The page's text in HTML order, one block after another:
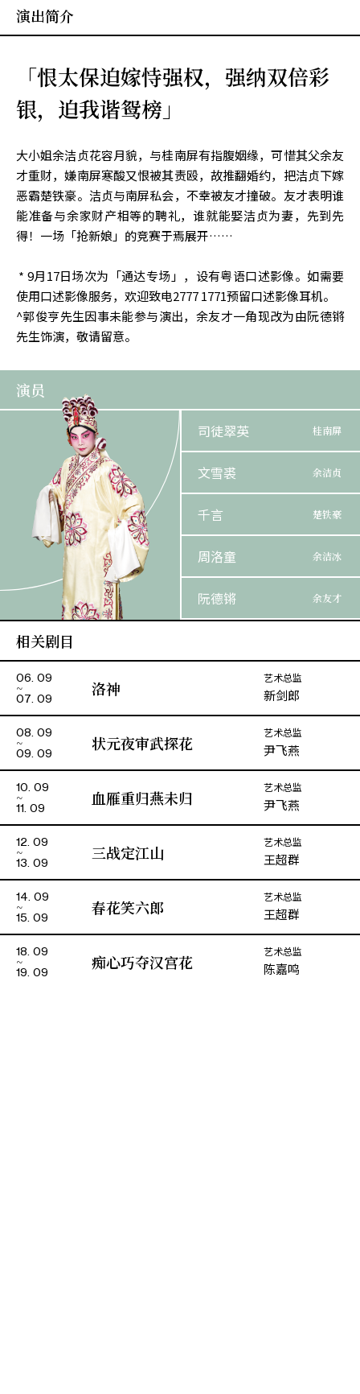
演期二 小册子
演出简介
「恨太保迫嫁恃强权，强纳双倍彩
银，迫我谐鸳榜」
大小姐余洁贞花容月貌，与桂南屏有指腹姻缘，可惜其父余友
才重财，嫌南屏寒酸又恨被其责殴，故推翻婚约，把洁贞下嫁
恶霸楚铁豪。洁贞与南屏私会，不幸被友才撞破。友才表明谁
能准备与余家财产相等的聘礼，谁就能娶洁贞为妻，先到先
得！一场「抢新娘」的竞赛于焉展开……
* 9月17日场次为「通达专场」，设有粤语口述影像。如需要
使用口述影像服务，欢迎致电2777 1771预留口述影像耳机。
^郭俊亨先生因事未能参与演出，余友才一角现改为由阮德锵
先生饰演，敬请留意。
演员
司徒翠英 桂南屏
文雪裘 余洁贞
千言 楚铁豪
周洛童 余洁冰
阮德锵 余友才
苏钰桥
相关剧目
06. 09
07. 09
洛神 艺术总监
新剑郎
08. 09
09. 09
状元夜审武探花 艺术总监
尹飞燕
10. 09
11. 09
血雁重归燕未归 艺术总监
尹飞燕
12. 09
13. 09
三战定江山 艺术总监
王超群
14. 09
15. 09
春花笑六郎 艺术总监
王超群
18. 09
19. 09
痴心巧夺汉宫花 艺术总监
陈嘉鸣